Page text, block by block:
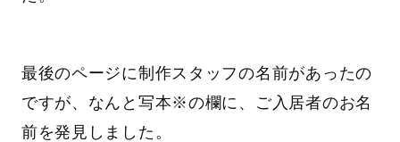
最後のページに制作スタッフの名前があったの
ですが、なんと写本※の欄に、ご入居者のお名
前を発見しました。